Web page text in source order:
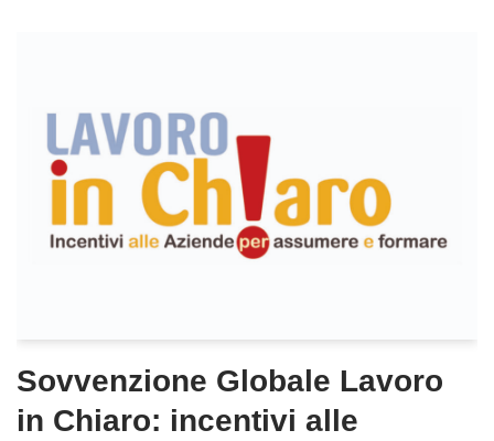
Sovvenzione Globale Lavoro
in Chiaro: incentivi alle